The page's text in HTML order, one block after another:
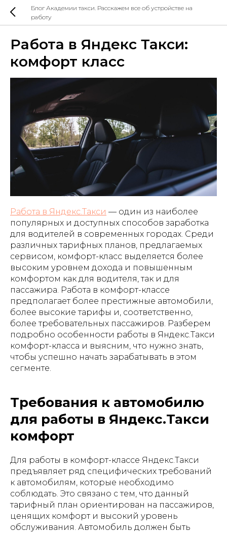
Блог Академии такси. Расскажем все об устройстве на
работу
Работа в Яндекс Такси:
комфорт класс
Работа в Яндекс.Такси — один из наиболее
популярных и доступных способов заработка
для водителей в современных городах. Среди
различных тарифных планов, предлагаемых
сервисом, комфорт-класс выделяется более
высоким уровнем дохода и повышенным
комфортом как для водителя, так и для
пассажира. Работа в комфорт-классе
предполагает более престижные автомобили,
более высокие тарифы и, соответственно,
более требовательных пассажиров. Разберем
подробно особенности работы в Яндекс.Такси
комфорт-класса и выясним, что нужно знать,
чтобы успешно начать зарабатывать в этом
сегменте.
Требования к автомобилю
для работы в Яндекс.Такси
комфорт
Для работы в комфорт-классе Яндекс.Такси
предъявляет ряд специфических требований
к автомобилям, которые необходимо
соблюдать. Это связано с тем, что данный
тарифный план ориентирован на пассажиров,
ценящих комфорт и высокий уровень
обслуживания. Автомобиль должен быть